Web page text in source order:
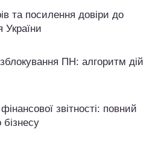
та посилення довіри до
України
ПН: алгоритм дій
звітності: повний